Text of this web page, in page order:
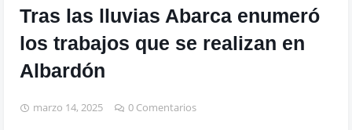
Tras las lluvias Abarca enumeró
los trabajos que se realizan en
Albardón
marzo 14, 2025 0 Comentarios